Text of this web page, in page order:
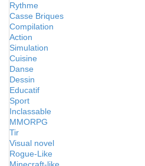
Rythme
Casse Briques
Compilation
Action
Simulation
Cuisine
Danse
Dessin
Educatif
Sport
Inclassable
MMORPG
Tir
Visual novel
Rogue-Like